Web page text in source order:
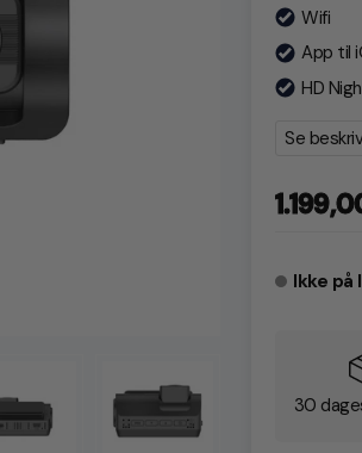
Wifi
App til
HD
Se
Normalpris
Ikke på
30